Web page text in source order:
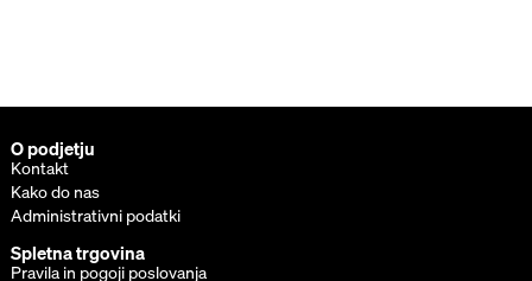
O podjetju
Kontakt
Kako do nas
Administrativni podatki
Spletna trgovina
Pravila in pogoji poslovanja